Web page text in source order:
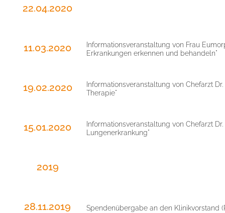
22.04.2020
11.03.2020
Informationsveranstaltung von Frau
Erkrankungen erkennen und behandeln"
19.02.2020
Informationsveranstaltung von Chefarzt
Therapie"
15.01.2020
Informationsveranstaltung von Chefarzt
Lungenerkrankung"
2019
28.11.2019 Spendenübergabe an den Klinikvorstand